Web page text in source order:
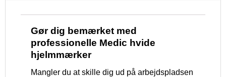
Gør dig bemærket med
professionelle Medic hvide
hjelmmærker
Mangler du at skille dig ud på arbejdspladsen